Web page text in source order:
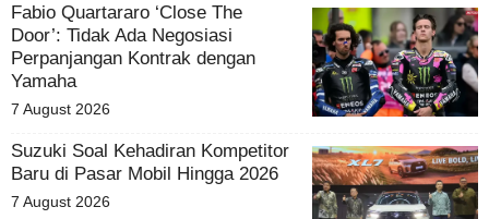
Fabio Quartararo ‘Close The
Door’: Tidak Ada Negosiasi
Perpanjangan Kontrak dengan
Yamaha
7 August 2026
Suzuki Soal Kehadiran Kompetitor
Baru di Pasar Mobil Hingga 2026
7 August 2026